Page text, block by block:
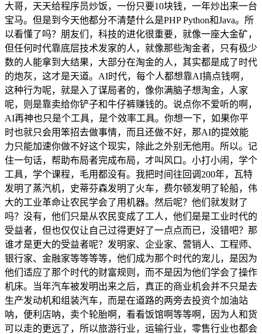
大哥，天天给程序员炒饭，一份只要10块钱，一年炒出来一台
宝马。但是到今天他都分不清楚什么是PHP Python和Java。所
以看懂了吗？朋友们，科技的进化很重要，就像一座大金矿，
但任何时代靠底层技术发家的人，就像那些淘金者，只有极少
数的人能拿到大结果，大部分在淘金的人，其实都是成了时代
的炮灰，这才是天道。AI时代，每个人都想靠AI搞点钱啊，
这种行为呢，就是入了谋局者的，像你满脑子想淘金，人家
呢，则是靠卖给你铲子和牛仔裤赚钱的。说点你不爱听的啊，
AI再神也只是个工具，是个效率工具。你想一下，如果你平
时也就只会用笨招去做事情，而且还做不好，那AI的提效能
力只能加速你做不好这个现实，除此之外别无他用。所以。记
住一句话，帮助布局者完成布局，才叫风口。小打小闹，学个
工具，学个课程，毛用都没有。我把时间往回调200年，瓦特
发明了蒸汽机，史蒂芬森发明了火车，费尔顿发明了轮船，伟
大的工业革命让农民学会了用机器。然后呢？他们就发财了
吗？没有，他们只是从农民变成了工人，他们是是工业时代的
受益者，但也仅仅让自己过得更好了一点点而已，没错吧？那
谁才是更大的受益者呢？发明家、企业家、营销人、工程师、
银行家、金融家等等等等，他们成为那个时代的宠儿，是因为
他们适应了那个时代的财富规则，而不是因为他们学会了操作
机床。当年汽车被发明出来之后，真正的商业机会并不只是去
生产发动机和组装汽车，而是在道路的两旁去投资个加油站
呐，便利店呐，卖个轮胎啊，看看饭馆啊等等啊，因为人和货
可以走的更远了，所以旅游行业，运输行业，零售行业也都会